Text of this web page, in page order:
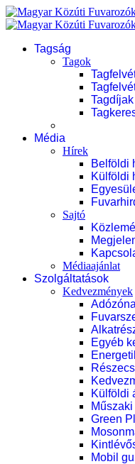
Tagság
Tagok
Tagdíjak
Média
Hírek
Belföldi
Külföldi
Sajtó
Médiaajánlat
Szolgáltatások
Kedvezmények
Egyéb
Külföldi
Green
Mobil